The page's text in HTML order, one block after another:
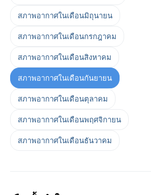
สภาพอากาศในเดือนมิถุนายน
สภาพอากาศในเดือนกรกฎาคม
สภาพอากาศในเดือนสิงหาคม
สภาพอากาศในเดือนกันยายน
สภาพอากาศในเดือนตุลาคม
สภาพอากาศในเดือนพฤศจิกายน
สภาพอากาศในเดือนธันวาคม